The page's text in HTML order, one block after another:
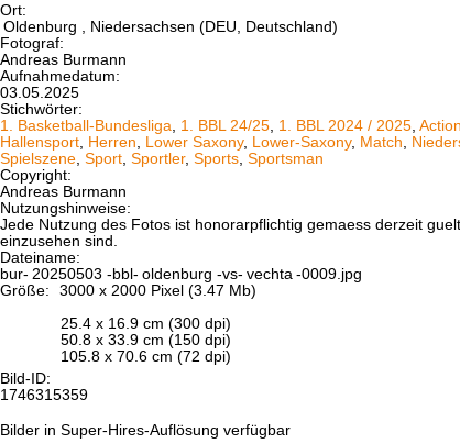
Ort:
Oldenburg
, Niedersachsen (DEU, Deutschland)
Fotograf:
Andreas Burmann
Aufnahmedatum:
03.05.2025
Stichwörter:
1. Basketball-Bundesliga
1. BBL 24/25 1. BBL 2024 / 2025 Action
Hallensport Herren Lower Saxony, Lower-Saxony, Match
Spielszene Sport Sportler, Sports Sportsman
Copyright:
Andreas Burmann
Nutzungshinweise:
Jede Nutzung des Fotos ist honorarpflichtig gemaess derzeit
einzusehen sind.
Dateiname:
bur- 20250503 -bbl- oldenburg -vs- vechta -0009.jpg
Größe:
3000 x 2000 Pixel (3.47 Mb)
25.4 x 16.9 cm (300 dpi)
50.8 x 33.9 cm (150 dpi)
105.8 x 70.6 cm (72 dpi)
Bild-ID:
1746315359
Bilder in Super-Hires-Auflösung verfügbar